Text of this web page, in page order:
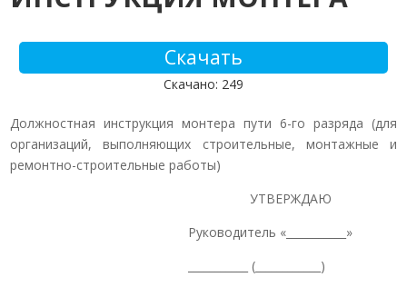
Скачать
Скачано: 249
Должностная инструкция монтера пути 6-го разряда (для
организаций, выполняющих строительные, монтажные и
ремонтно-строительные работы)
УТВЕРЖДАЮ
Руководитель «___________»
___________ (____________)